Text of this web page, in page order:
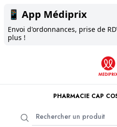
📱 App Médiprix
Envoi d'ordonnances, prise de
plus !
PHARMACIE CAP